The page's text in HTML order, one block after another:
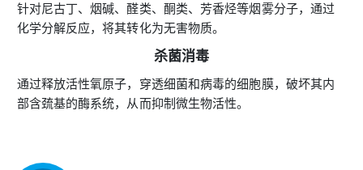
针对尼古丁、烟碱、醛类、酮类、芳香烃等烟雾分子，通过
化学分解反应，将其转化为无害物质。
杀菌消毒
通过释放活性氧原子，穿透细菌和病毒的细胞膜，破坏其内
部含巯基的酶系统，从而抑制微生物活性。